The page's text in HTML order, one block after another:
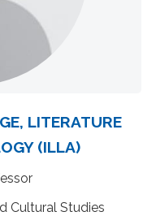
LITERATURE
(ILLA)
Cultural Studies